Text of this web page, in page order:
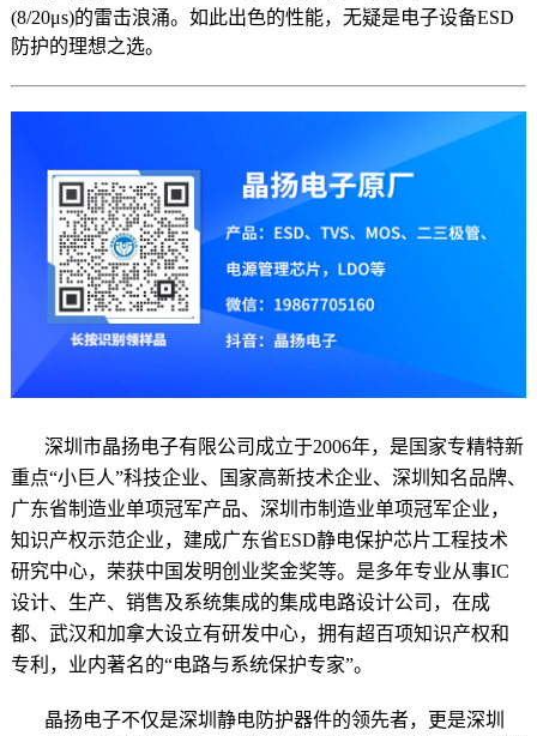
(8/20μs)的雷击浪涌。如此出色的性能，无疑是电子设备ESD
防护的理想之选。
深圳市晶扬电子有限公司 成立于2006年，是国家专精特新
重点“小巨人”科技企业、 国家高新技术企业、深圳知名品牌、
广东省制造业单项冠军产品、深圳市制造业单项冠军企业，
知识产权示范企业，建成广东省ESD静电保护芯片工程技术
研究中心，荣获中国发明创业奖金奖等。是多年专业从事IC
设计、生产、销售及系统集成的集成电路设计公司 ，在成
都、武汉和加拿大设立有研发中心，拥有超百项知识产权和
专利，业内著名的“电路与系统保护专家”。
晶扬电子不仅是深圳静电防护器件的领先者，更是深圳